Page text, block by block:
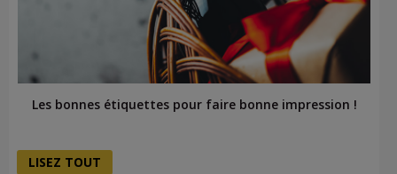
Les bonnes étiquettes pour faire bonne impression !
LISEZ TOUT